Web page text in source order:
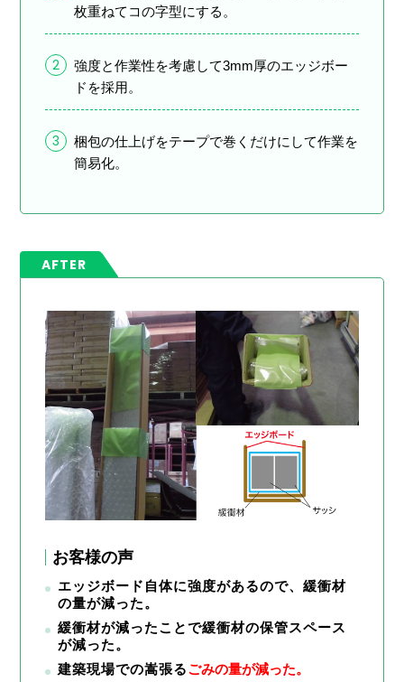
枚重ねてコの字型にする。
2
強度と作業性を考慮して3mm厚のエッジボー
ドを採用。
3
梱包の仕上げをテープで巻くだけにして作業を
簡易化。
AFTER
お客様の声
エッジボード自体に強度があるので、緩衝材
の量が減った。
緩衝材が減ったことで緩衝材の保管スペース
が減った。
建築現場での嵩張るごみの量が減った。